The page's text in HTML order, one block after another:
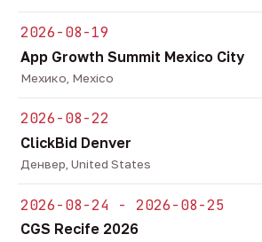
2026-08-19
App Growth Summit Mexico City
Мехико, Mexico
2026-08-22
ClickBid Denver
Денвер, United States
2026-08-24 - 2026-08-25
CGS Recife 2026